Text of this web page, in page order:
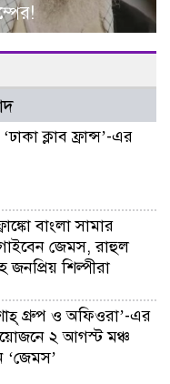
ক্লাব ফ্রান্স’-এর
বাংলা সামার
জেমস, রাহুল
শিল্পীরা
গ্রুপ ও অফিওরা’-এর
২ আগস্ট মঞ্চ
‘জেমস’